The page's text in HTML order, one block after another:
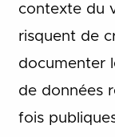
contexte du
risquent de
documenter
de données
fois